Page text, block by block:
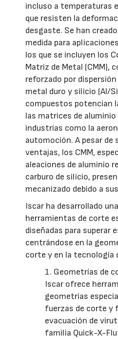
incluso a temperaturas
que resisten la
desgaste. Se han
medida para
los que se incluyen los
Matriz de Metal (CMM),
reforzado por
metal duro y silicio (Al/
compuestos potencian
las matrices de
industrias como la
automoción. A pesar de
ventajas, los CMM,
aleaciones de aluminio
carburo de silicio,
mecanizado debido a
Iscar ha desarrollado
herramientas de corte
diseñadas para superar
centrándose en la
corte y en la tecnología
1. Geometrías de
Iscar ofrece
geometrías
fuerzas de corte y
evacuación de
familia Quick-X-